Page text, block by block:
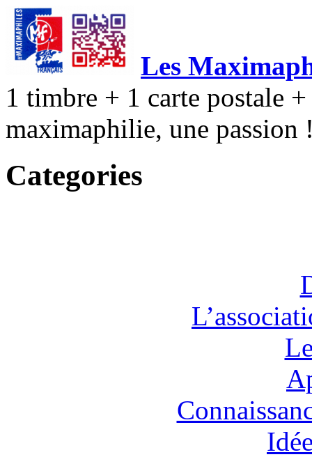
Les
1 timbre + 1 carte postale
maximaphilie, une passion
Categories